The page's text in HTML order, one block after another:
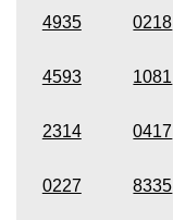
4935 0218
4593 1081
2314 0417
0227 8335